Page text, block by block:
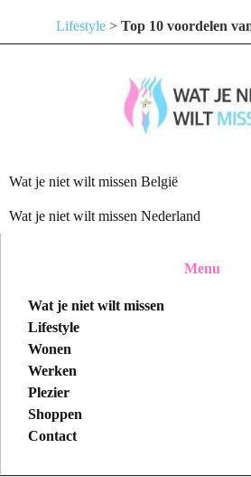
Lifestyle > Top 10 voordelen
Wat je niet wilt missen België
Wat je niet wilt missen Nederland
Menu
Wat je niet wilt missen
Lifestyle
Wonen
Werken
Plezier
Shoppen
Contact